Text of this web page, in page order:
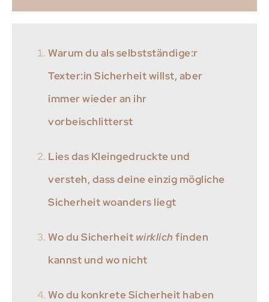
Warum du als selbstständige:r
Texter:in Sicherheit willst, aber
immer wieder an ihr
vorbeischlitterst
Lies das Kleingedruckte und
versteh, dass deine einzig mögliche
Sicherheit woanders liegt
Wo du Sicherheit wirklich finden
kannst und wo nicht
Wo du konkrete Sicherheit haben